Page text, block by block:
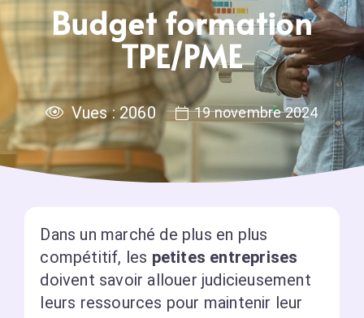
Budget formation
TPE/PME
Vues : 2060 19 novembre 2024
Dans un marché de plus en plus
compétitif, les petites entreprises
doivent savoir allouer judicieusement
leurs ressources pour maintenir leur